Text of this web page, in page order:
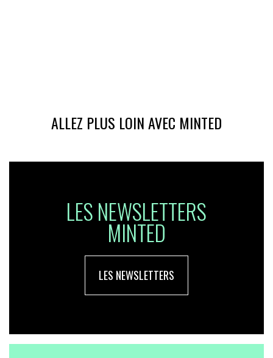
ALLEZ PLUS LOIN AVEC MINTED
LES NEWSLETTERS
MINTED
LES NEWSLETTERS